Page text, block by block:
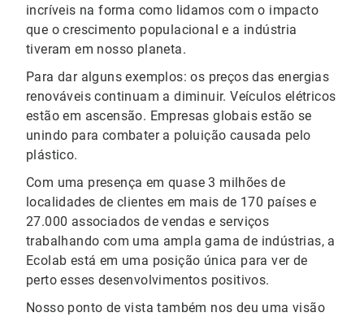
incríveis na forma como lidamos com o impacto
que o crescimento populacional e a indústria
tiveram em nosso planeta.
Para dar alguns exemplos: os preços das energias
renováveis continuam a diminuir. Veículos elétricos
estão em ascensão. Empresas globais estão se
unindo para combater a poluição causada pelo
plástico.
Com uma presença em quase 3 milhões de
localidades de clientes em mais de 170 países e
27.000 associados de vendas e serviços
trabalhando com uma ampla gama de indústrias, a
Ecolab está em uma posição única para ver de
perto esses desenvolvimentos positivos.
Nosso ponto de vista também nos deu uma visão